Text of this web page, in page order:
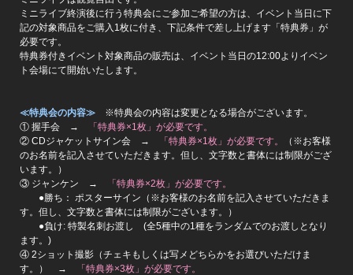
ミニライブ終演後に行う特典会にご参加ご希望の方は、イベント当日に下
記の対象商品をご購入1枚に付き、下記条件で差し上げます「特典券」が
必要です。
特典券付きイベント対象商品の販売は、イベント当日の12:00よりイベン
ト会場にて開始いたします。
≪特典会の内容≫ ※特典会の内容は変更となる場合がございます。
① 握手会 →
「特典券×1枚」が必要です。
② CDジャケットサイン会 →
「特典券×1枚」が必要です。
（※お客様
のお名前を記入させていただきます。但し、文字数と書体には制限がござ
います。）
③ ジャンケン →
「特典券×2枚」が必要です。
●勝ち： ポスターサイン（※お客様のお名前を記入させていただきま
す。但し、文字数と書体には制限がございます。）
●負け: 特製名刺お渡し (全5種中の1種をランダムでのお渡しとなり
ます。)
④ 2ショット撮影（チェキもしくは写メどちらかをお選びいただけま
す。） →
「特典券×3枚」が必要です。